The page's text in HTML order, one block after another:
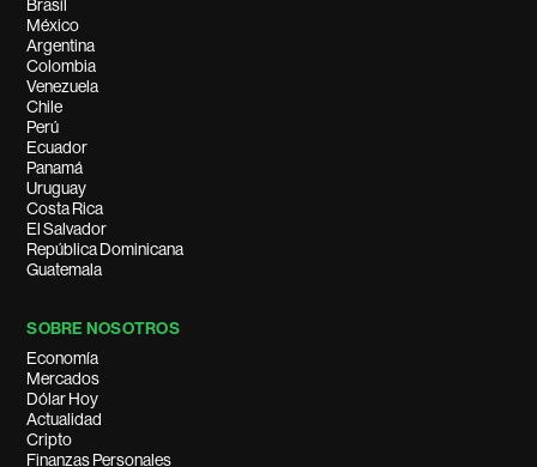
Brasil
México
Argentina
Colombia
Venezuela
Chile
Perú
Ecuador
Panamá
Uruguay
Costa Rica
El Salvador
República Dominicana
Guatemala
SOBRE NOSOTROS
Economía
Mercados
Dólar Hoy
Actualidad
Cripto
Finanzas Personales